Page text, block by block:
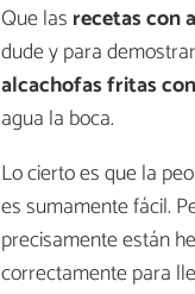
Que las recetas con
dude y para
alcachofas fritas
agua la boca.
Lo cierto es que la
es sumamente fácil.
precisamente están
correctamente para